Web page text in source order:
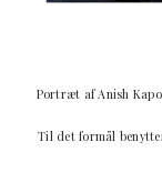
Portræt af Anish
Til det formål